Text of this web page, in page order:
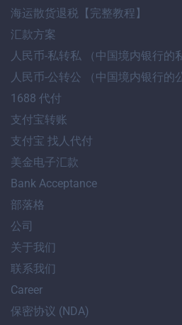
海运散货退税【完整教程】
汇款方案
人民币-私转私 （中国境内银行的
人民币-公转公 （中国境内银行的
1688 代付
支付宝转账
支付宝 找人代付
美金电子汇款
Bank Acceptance
部落格
公司
关于我们
联系我们
Career
保密协议 (NDA)